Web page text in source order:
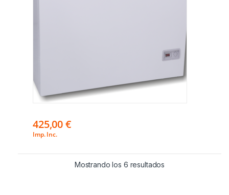
425,00€
Imp. Inc.
Mostrando los 6 resultados